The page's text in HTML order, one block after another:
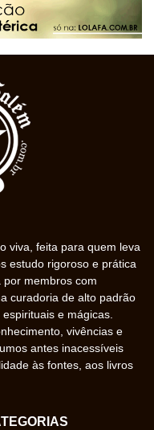
viva, feita para quem leva
estudo rigoroso e prática
membros com
curadoria de alto padrão
e mágicas.
vivências e
antes inacessíveis
às fontes, aos livros